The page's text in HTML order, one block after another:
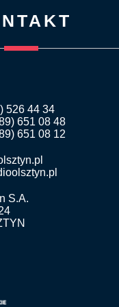
526 44 34
651 08 48
651 08 12
S.A.